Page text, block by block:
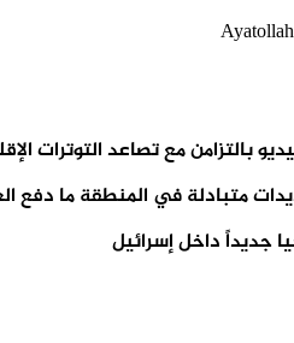
بالتزامن مع تصاعد التوترات
متبادلة في المنطقة ما دفع
جديداً داخل إسرائيل